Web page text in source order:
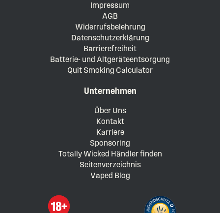
Impressum
AGB
Widerrufsbelehrung
Datenschutzerklärung
Barrierefreiheit
Batterie- und Altgeräteentsorgung
Quit Smoking Calculator
Unternehmen
Über Uns
Kontakt
Karriere
Sponsoring
Totally Wicked Händler finden
Seitenverzeichnis
Vaped Blog